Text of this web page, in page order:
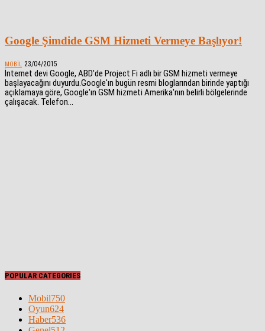
Google Şimdide GSM Hizmeti Vermeye Başlıyor!
MOBIL 23/04/2015
İnternet devi Google, ABD'de Project Fi adlı bir GSM hizmeti vermeye
başlayacağını duyurdu.Google'ın bugün resmi bloglarından birinde yaptığı
açıklamaya göre, Google'ın GSM hizmeti Amerika'nın belirli bölgelerinde
çalışacak. Telefon...
POPULAR CATEGORIES
Mobil750
Oyun624
Haber536